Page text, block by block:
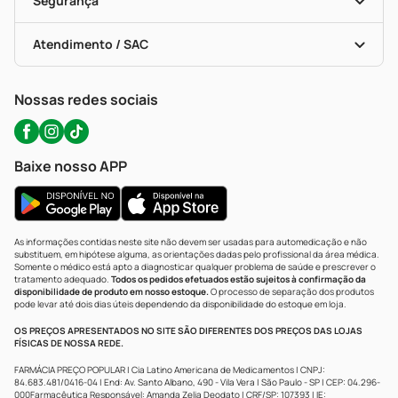
Troca E Devolução
Bulas De A A Z
Políticas De Marketplace
Testes Rápidos
Autoteste Covid-19
Certificado De Segurança
Portal Da Privacidade
Atendimento / SAC
WhatsApp (47) 9202-1687
Nossas redes sociais
Baixe nosso APP
As informações contidas neste site não devem ser usadas para automedicação e não
substituem, em hipótese alguma, as orientações dadas pelo profissional da área médica.
Somente o médico está apto a diagnosticar qualquer problema de saúde e prescrever o
tratamento adequado. Todos os pedidos efetuados estão sujeitos à confirmação da
disponibilidade de produto em nosso estoque.O processo de separação dos produtos
pode levar até dois dias úteis dependendo da disponibilidade do estoque em loja.
OS PREÇOS APRESENTADOS NO SITE SÃO DIFERENTES DOS PREÇOS DAS LOJAS
FÍSICAS DE NOSSA REDE.
FARMÁCIA PREÇO POPULAR | Cia Latino Americana de Medicamentos | CNPJ:
84.683.481/0416-04 | End: Av. Santo Albano, 490 - Vila Vera | São Paulo - SP | CEP: 04.296-
000Farmacêutica Responsável: Amanda Zelia Deodato | CRF/SP: 107393 | IE: